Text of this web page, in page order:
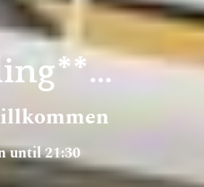
Mayerling***S
until 21:30